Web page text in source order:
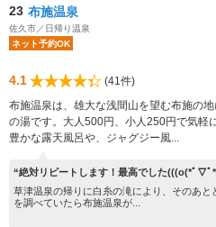
23 布施温泉
佐久市／日帰り温泉
ネット予約OK
4.1
(41件)
布施温泉は、雄大な浅間山を望む布施の
の湯です。大人500円、小人250円で気軽
豊かな露天風呂や、ジャグジー風...
“絶対リピートします！最高でした(((o(*ﾟ▽ﾟ
草津温泉の帰りに白糸の滝により、そのあ
を調べていたら布施温泉が...